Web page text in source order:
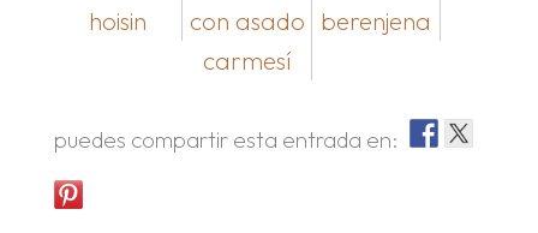
hoisin
con asado
carmesí
berenjena
puedes compartir esta entrada en: